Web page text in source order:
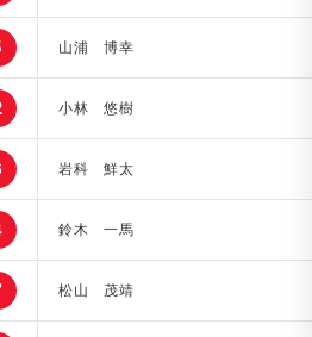
山浦 博幸
小林 悠樹
岩科 鮮太
鈴木 一馬
松山 茂靖